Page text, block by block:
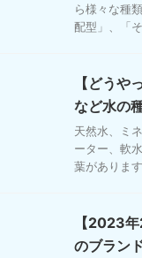
ら様々な種
配型」、「
【どうや
など水の
天然水、ミ
ーター、軟
葉がありま
【2023
のブラン